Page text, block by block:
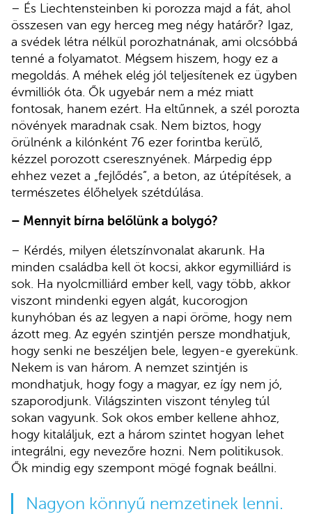
– És Liechtensteinben ki porozza majd a fát, ahol
összesen van egy herceg meg négy határőr? Igaz,
a svédek létra nélkül porozhatnának, ami olcsóbbá
tenné a folyamatot. Mégsem hiszem, hogy ez a
megoldás. A méhek elég jól teljesítenek ez ügyben
évmilliók óta. Ők ugyebár nem a méz miatt
fontosak, hanem ezért. Ha eltűnnek, a szél porozta
növények maradnak csak. Nem biztos, hogy
örülnénk a kilónként 76 ezer forintba kerülő,
kézzel porozott cseresznyének. Márpedig épp
ehhez vezet a „fejlődés”, a beton, az útépítések, a
természetes élőhelyek szétdúlása.
– Mennyit bírna belőlünk a bolygó?
– Kérdés, milyen életszínvonalat akarunk. Ha
minden családba kell öt kocsi, akkor egymilliárd is
sok. Ha nyolcmilliárd ember kell, vagy több, akkor
viszont mindenki egyen algát, kucorogjon
kunyhóban és az legyen a napi öröme, hogy nem
ázott meg. Az egyén szintjén persze mondhatjuk,
hogy senki ne beszéljen bele, legyen-e gyerekünk.
Nekem is van három. A nemzet szintjén is
mondhatjuk, hogy fogy a magyar, ez így nem jó,
szaporodjunk. Világszinten viszont tényleg túl
sokan vagyunk. Sok okos ember kellene ahhoz,
hogy kitaláljuk, ezt a három szintet hogyan lehet
integrálni, egy nevezőre hozni. Nem politikusok.
Ők mindig egy szempont mögé fognak beállni.
Nagyon könnyű nemzetinek lenni.